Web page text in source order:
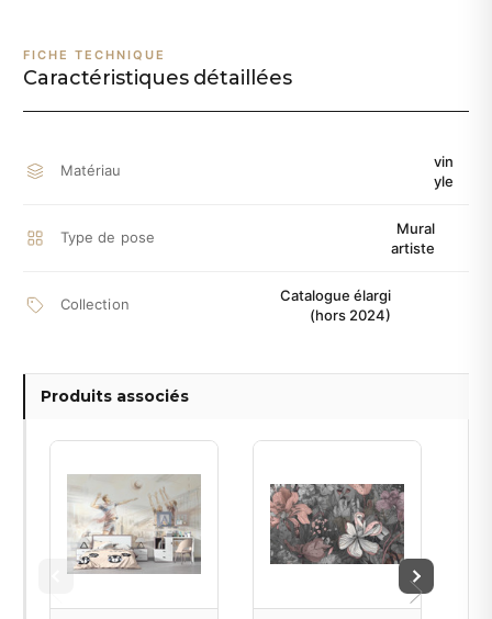
FICHE TECHNIQUE
Caractéristiques détaillées
Matériau
vin
yle
Type de pose
Mural
artiste
Collection
Catalogue élargi
(hors 2024)
Produits associés